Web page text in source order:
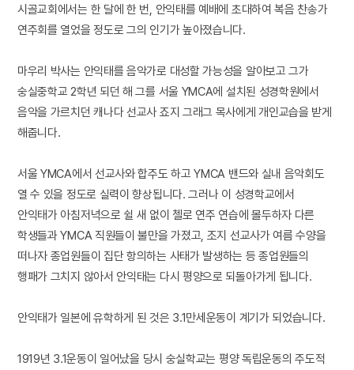
시골교회에서는 한 달에 한 번, 안익태를 예배에 초대하여 복음 찬송가
연주회를 열었을 정도로 그의 인기가 높아졌습니다.
마우리 박사는 안익태를 음악가로 대성할 가능성을 알아보고 그가
숭실중학교 2학년 되던 해 그를 서울 YMCA에 설치된 성경학원에서
음악을 가르치던 캐나다 선교사 죠지 그래그 목사에게 개인교습을 받게
해줍니다.
서울 YMCA에서 선교사와 합주도 하고 YMCA 밴드와 실내 음악회도
열 수 있을 정도로 실력이 향상됩니다. 그러나 이 성경학교에서
안익태가 아침저녁으로 쉴 새 없이 첼로 연주 연습에 몰두하자 다른
학생들과 YMCA 직원들이 불만을 가졌고, 조지 선교사가 여름 수양을
떠나자 종업원들이 집단 항의하는 사태가 발생하는 등 종업원들의
행패가 그치지 않아서 안익태는 다시 평양으로 되돌아가게 됩니다.
안익태가 일본에 유학하게 된 것은 3.1만세운동이 계기가 되었습니다.
1919년 3.1운동이 일어났을 당시 숭실학교는 평양 독립운동의 주도적